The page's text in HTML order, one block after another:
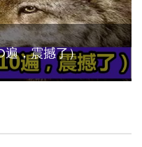
遍，震撼了）